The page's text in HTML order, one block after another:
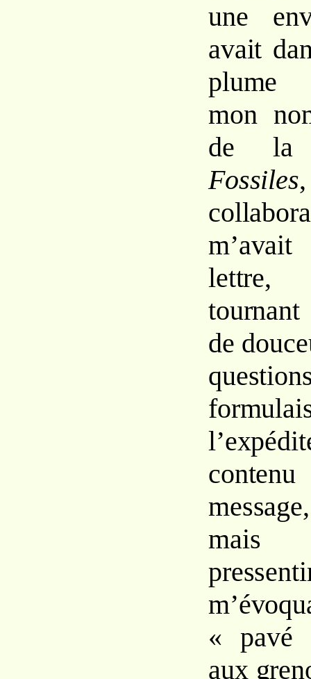
une
avait
plume
mon
de
Fossiles
lettre,
de
mais
« pavé
aux